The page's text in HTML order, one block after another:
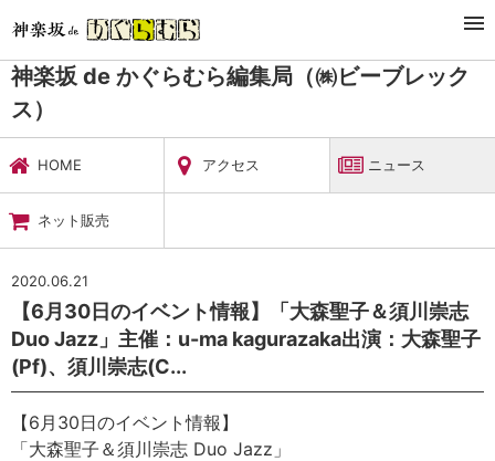
暮らし・娯楽
神楽坂 de かぐらむら編集局（㈱ビーブレックス）
ニュース
神楽坂 de かぐらむら編集局（㈱ビーブレック
ス）
HOME アクセス ニュース
ネット販売
2020.06.21
【6月30日のイベント情報】「大森聖子＆須川崇志
Duo Jazz」主催：u-ma kagurazaka出演：大森聖子
(Pf)、須川崇志(C...
【6月30日のイベント情報】
「大森聖子＆須川崇志 Duo Jazz」